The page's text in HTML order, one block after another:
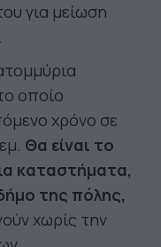
για μείωση
οποίο
χρόνο σε
Θα είναι το
καταστήματα,
της πόλης,
χωρίς την